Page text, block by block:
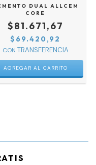
DUAL ALLCEM
CORE
$81.671,67
$69.420,92
CON